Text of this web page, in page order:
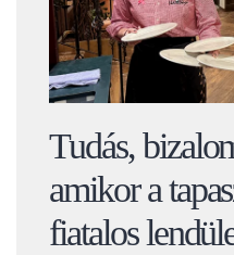
Tudás,
amikor a
fiatalos